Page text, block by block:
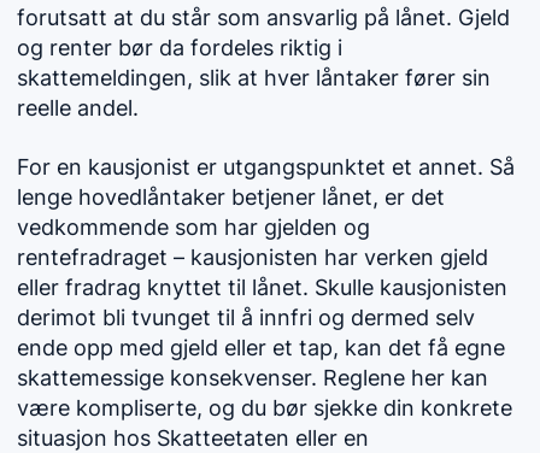
forutsatt at du står som ansvarlig på lånet. Gjeld
og renter bør da fordeles riktig i
skattemeldingen, slik at hver låntaker fører sin
reelle andel.
For en kausjonist er utgangspunktet et annet. Så
lenge hovedlåntaker betjener lånet, er det
vedkommende som har gjelden og
rentefradraget – kausjonisten har verken gjeld
eller fradrag knyttet til lånet. Skulle kausjonisten
derimot bli tvunget til å innfri og dermed selv
ende opp med gjeld eller et tap, kan det få egne
skattemessige konsekvenser. Reglene her kan
være kompliserte, og du bør sjekke din konkrete
situasjon hos Skatteetaten eller en